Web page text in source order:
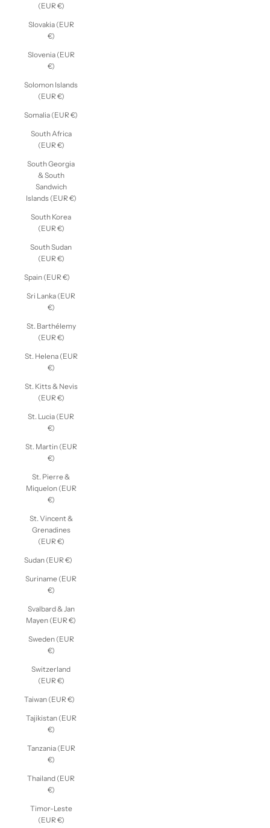
(EUR €)
Slovakia (EUR
€)
Slovenia (EUR
€)
Solomon Islands
(EUR €)
Somalia (EUR €)
South Africa
(EUR €)
South Georgia
& South
Sandwich
Islands (EUR €)
South Korea
(EUR €)
South Sudan
(EUR €)
Spain (EUR €)
Sri Lanka (EUR
€)
St. Barthélemy
(EUR €)
St. Helena (EUR
€)
St. Kitts & Nevis
(EUR €)
St. Lucia (EUR
€)
St. Martin (EUR
€)
St. Pierre &
Miquelon (EUR
€)
St. Vincent &
Grenadines
(EUR €)
Sudan (EUR €)
Suriname (EUR
€)
Svalbard & Jan
Mayen (EUR €)
Sweden (EUR
€)
Switzerland
(EUR €)
Taiwan (EUR €)
Tajikistan (EUR
€)
Tanzania (EUR
€)
Thailand (EUR
€)
Timor-Leste
(EUR €)